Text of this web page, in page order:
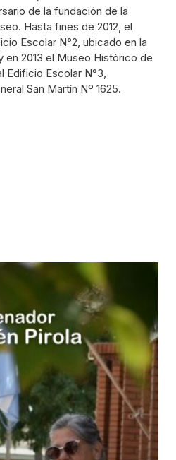
de la fundación de la
Hasta fines de 2012, el
Escolar N°2, ubicado en la
en 2013 el Museo Histórico de
Edificio Escolar N°3,
San Martín Nº 1625.